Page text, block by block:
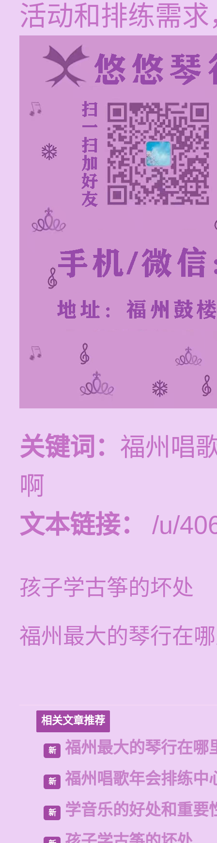
活动和排练需
关键词： 福州唱
啊
文本链接：
/u/
孩子学古筝的坏处
福州最大的琴行在
相关文章推荐
新 福州最大的琴行在哪
新 福州唱歌年会排练中
新 学音乐的好处和重要